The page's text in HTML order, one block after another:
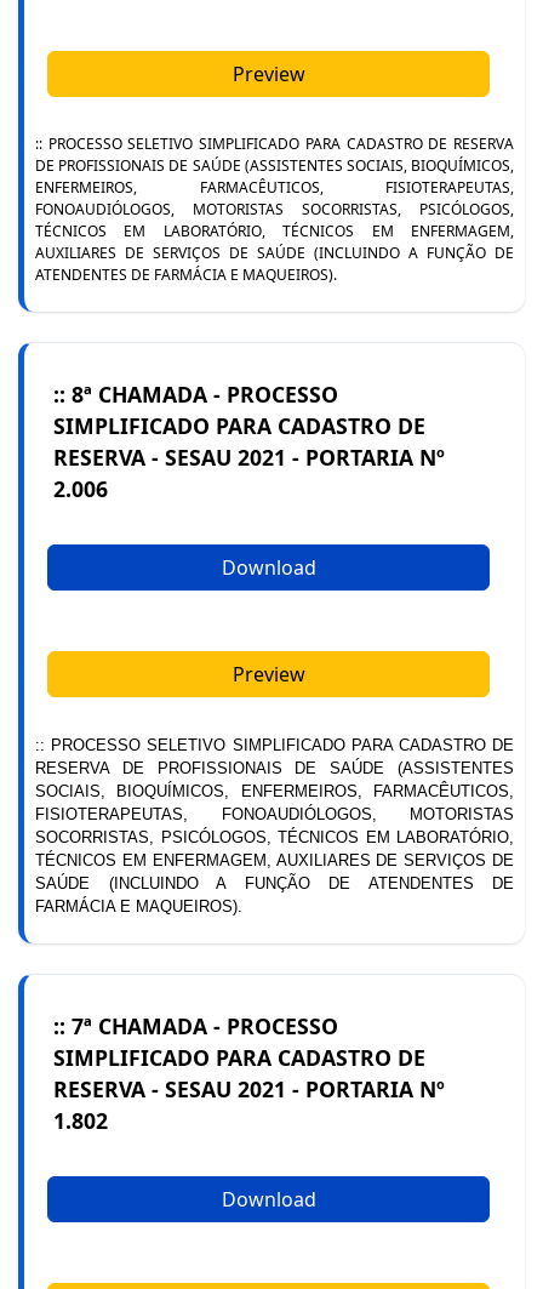
Preview
:: PROCESSO SELETIVO SIMPLIFICADO PARA CADASTRO DE RESERVA
DE PROFISSIONAIS DE SAÚDE (ASSISTENTES SOCIAIS, BIOQUÍMICOS,
ENFERMEIROS, FARMACÊUTICOS, FISIOTERAPEUTAS,
FONOAUDIÓLOGOS, MOTORISTAS SOCORRISTAS, PSICÓLOGOS,
TÉCNICOS EM LABORATÓRIO, TÉCNICOS EM ENFERMAGEM,
AUXILIARES DE SERVIÇOS DE SAÚDE (INCLUINDO A FUNÇÃO DE
ATENDENTES DE FARMÁCIA E MAQUEIROS).
:: 8ª CHAMADA - PROCESSO
SIMPLIFICADO PARA CADASTRO DE
RESERVA - SESAU 2021 - PORTARIA Nº
2.006
Download
Preview
:: PROCESSO SELETIVO SIMPLIFICADO PARA CADASTRO DE
RESERVA DE PROFISSIONAIS DE SAÚDE (ASSISTENTES
SOCIAIS, BIOQUÍMICOS, ENFERMEIROS, FARMACÊUTICOS,
FISIOTERAPEUTAS, FONOAUDIÓLOGOS, MOTORISTAS
SOCORRISTAS, PSICÓLOGOS, TÉCNICOS EM LABORATÓRIO,
TÉCNICOS EM ENFERMAGEM, AUXILIARES DE SERVIÇOS DE
SAÚDE (INCLUINDO A FUNÇÃO DE ATENDENTES DE
FARMÁCIA E MAQUEIROS).
:: 7ª CHAMADA - PROCESSO
SIMPLIFICADO PARA CADASTRO DE
RESERVA - SESAU 2021 - PORTARIA Nº
1.802
Download